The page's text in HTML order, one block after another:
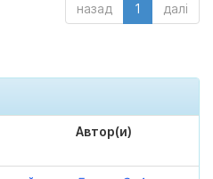
назад 1 далі
Автор(и)